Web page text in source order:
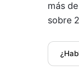
más
sobre